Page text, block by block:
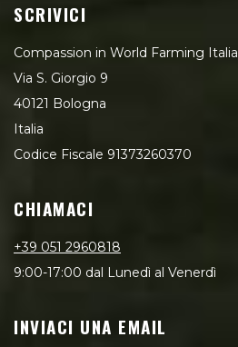
SCRIVICI
Compassion in World Farming Italia
Via S. Giorgio 9
40121 Bologna
Italia
Codice Fiscale 91373260370
CHIAMACI
+39 051 2960818
9:00-17:00 dal Lunedì al Venerdì
INVIACI UNA EMAIL